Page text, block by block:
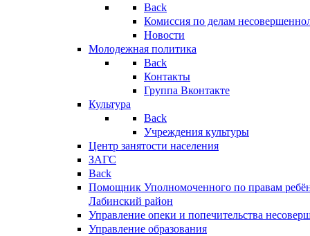
Back
Комиссия по делам
Новости
Молодежная политика
Back
Контакты
Группа Вконтакте
Культура
Back
Учреждения культуры
Центр занятости населения
ЗАГС
Back
Помощник Уполномоченного по правам
Лабинский район
Управление опеки и попечительства
Управление образования